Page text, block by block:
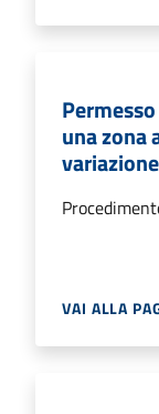
una zona
VAI ALLA